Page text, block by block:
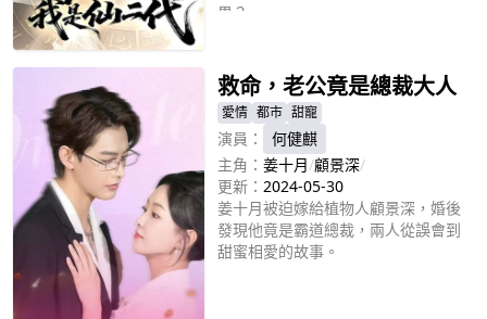
界？
救命，老公竟是總裁大人
愛情 都市 甜寵
演員：
何健麒
主角： 姜十月/顧景深/
更新： 2024-05-30
姜十月被迫嫁給植物人顧景深，婚後
發現他竟是霸道總裁，兩人從誤會到
甜蜜相愛的故事。